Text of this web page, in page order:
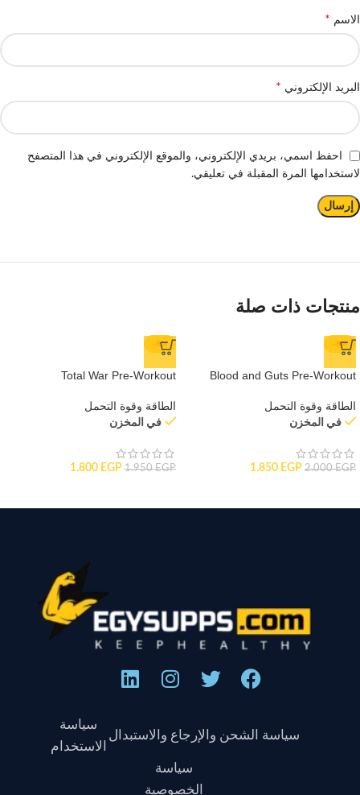
الاسم *
البريد الإلكتروني *
احفظ اسمي، بريدي الإلكتروني، والموقع الإلكتروني في هذا المتصفح
لاستخدامها المرة المقبلة في تعليقي.
منتجات ذات صلة
-8%
Blood and Guts Pre-Workout
الطاقة وقوة التحمل
في المخزن
2.000EGP
1.850 EGP
-8%
Total War Pre-Workout
الطاقة وقوة التحمل
في المخزن
1.950EGP
1.800 EGP
سياسة الشحن والإرجاع والاستبدال
سياسة
الاستخدام
سياسة
الخصوصية